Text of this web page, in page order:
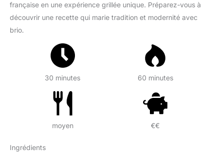
française en une expérience grillée unique. Préparez-vous à
découvrir une recette qui marie tradition et modernité avec
brio.
30 minutes 60 minutes
moyen €€
Ingrédients